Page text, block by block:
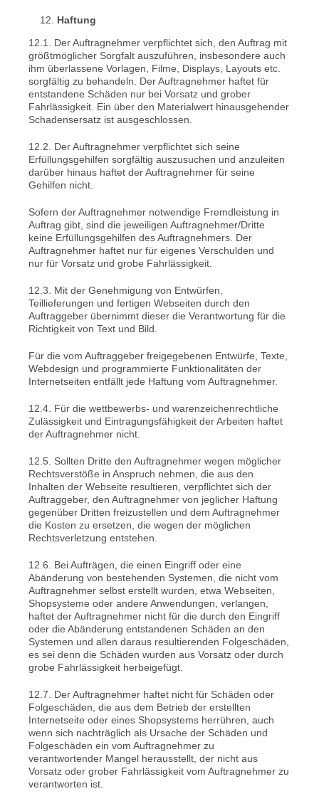
Haftung
12.1. Der Auftragnehmer verpflichtet sich, den Auftrag mit
größtmöglicher Sorgfalt auszuführen, insbesondere auch
ihm überlassene Vorlagen, Filme, Displays, Layouts etc.
sorgfältig zu behandeln. Der Auftragnehmer haftet für
entstandene Schäden nur bei Vorsatz und grober
Fahrlässigkeit. Ein über den Materialwert hinausgehender
Schadensersatz ist ausgeschlossen.
12.2. Der Auftragnehmer verpflichtet sich seine
Erfüllungsgehilfen sorgfältig auszusuchen und anzuleiten
darüber hinaus haftet der Auftragnehmer für seine
Gehilfen nicht.
Sofern der Auftragnehmer notwendige Fremdleistung in
Auftrag gibt, sind die jeweiligen Auftragnehmer/Dritte
keine Erfüllungsgehilfen des Auftragnehmers. Der
Auftragnehmer haftet nur für eigenes Verschulden und
nur für Vorsatz und grobe Fahrlässigkeit.
12.3. Mit der Genehmigung von Entwürfen,
Teillieferungen und fertigen Webseiten durch den
Auftraggeber übernimmt dieser die Verantwortung für die
Richtigkeit von Text und Bild.
Für die vom Auftraggeber freigegebenen Entwürfe, Texte,
Webdesign und programmierte Funktionalitäten der
Internetseiten entfällt jede Haftung vom Auftragnehmer.
12.4. Für die wettbewerbs- und warenzeichenrechtliche
Zulässigkeit und Eintragungsfähigkeit der Arbeiten haftet
der Auftragnehmer nicht.
12.5. Sollten Dritte den Auftragnehmer wegen möglicher
Rechtsverstöße in Anspruch nehmen, die aus den
Inhalten der Webseite resultieren, verpflichtet sich der
Auftraggeber, den Auftragnehmer von jeglicher Haftung
gegenüber Dritten freizustellen und dem Auftragnehmer
die Kosten zu ersetzen, die wegen der möglichen
Rechtsverletzung entstehen.
12.6. Bei Aufträgen, die einen Eingriff oder eine
Abänderung von bestehenden Systemen, die nicht vom
Auftragnehmer selbst erstellt wurden, etwa Webseiten,
Shopsysteme oder andere Anwendungen, verlangen,
haftet der Auftragnehmer nicht für die durch den Eingriff
oder die Abänderung entstandenen Schäden an den
Systemen und allen daraus resultierenden Folgeschäden,
es sei denn die Schäden wurden aus Vorsatz oder durch
grobe Fahrlässigkeit herbeigefügt.
12.7. Der Auftragnehmer haftet nicht für Schäden oder
Folgeschäden, die aus dem Betrieb der erstellten
Internetseite oder eines Shopsystems herrühren, auch
wenn sich nachträglich als Ursache der Schäden und
Folgeschäden ein vom Auftragnehmer zu
verantwortender Mangel herausstellt, der nicht aus
Vorsatz oder grober Fahrlässigkeit vom Auftragnehmer zu
verantworten ist.